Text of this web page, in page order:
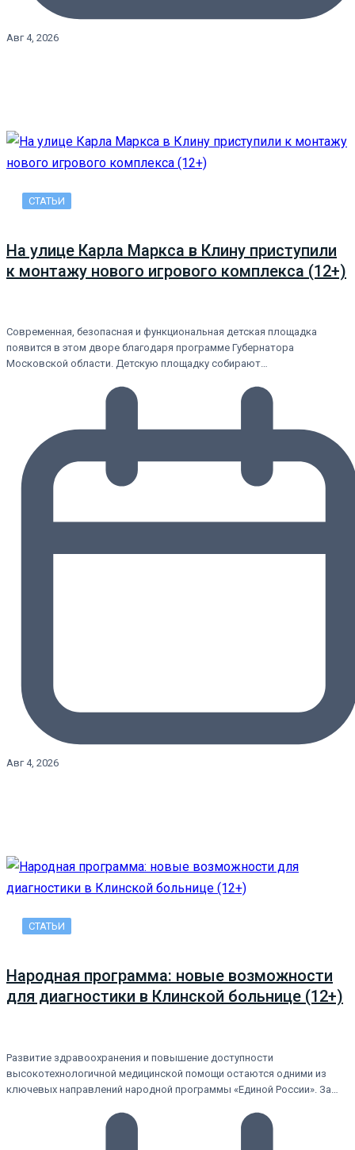
Авг 4, 2026
СТАТЬИ
На улице Карла Маркса в Клину приступили
к монтажу нового игрового комплекса (12+)
Современная, безопасная и функциональная детская площадка
появится в этом дворе благодаря программе Губернатора
Московской области. Детскую площадку собирают…
Авг 4, 2026
СТАТЬИ
Народная программа: новые возможности
для диагностики в Клинской больнице (12+)
Развитие здравоохранения и повышение доступности
высокотехнологичной медицинской помощи остаются одними из
ключевых направлений народной программы «Единой России». За…